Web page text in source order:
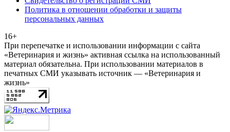
Политика в отношении обработки и защиты
персональных данных
16+
При перепечатке и использовании информации с сайта
«Ветеринария и жизнь» активная ссылка на использованный
материал обязательна. При использовании материалов в
печатных СМИ указывать источник — «Ветеринария и
жизнь»